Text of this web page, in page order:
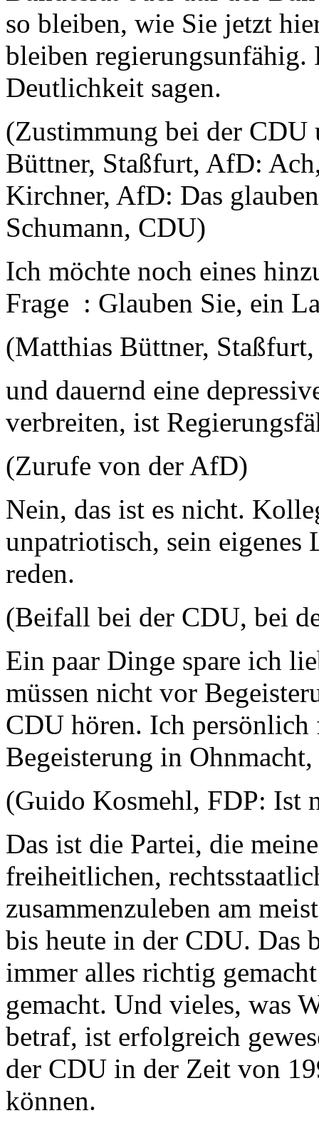
so bleiben, wie Sie jetzt
bleiben regierungsunfähig.
Deutlichkeit sagen.
(Zustimmung bei der CDU
Büttner, Staßfurt, AfD:
Kirchner, AfD: Das
Schumann, CDU)
Ich möchte noch eines
Frage : Glauben Sie, ein
(Matthias Büttner,
und dauernd eine
verbreiten, ist
(Zurufe von der AfD)
Nein, das ist es nicht.
unpatriotisch, sein
reden.
(Beifall bei der CDU, bei
Ein paar Dinge spare ich
müssen nicht vor
CDU hören. Ich
Begeisterung in
(Guido Kosmehl, FDP: Ist
Das ist die Partei, die
freiheitlichen,
zusammenzuleben am
bis heute in der CDU. Das
immer alles richtig
gemacht. Und vieles, was
betraf, ist erfolgreich
der CDU in der Zeit von
können.